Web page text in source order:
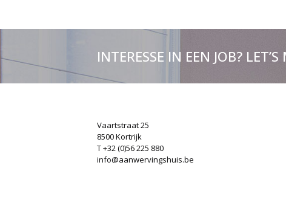
INTERESSE IN EEN JOB? LET’S
Vaartstraat 25
8500 Kortrijk
T +32 (0)56 225 880
info@aanwervingshuis.be